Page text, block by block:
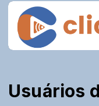
Usuários